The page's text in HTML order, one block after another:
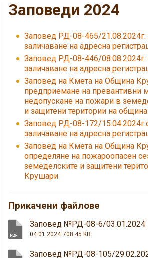
Заповеди 2024
Заповед РД-08-465/21.08.2024г.
заличаване на адресна
Заповед РД-08-446/08.08.2024г.
заличаване на адресна
Заповед на Кмета на Община
предприемане на превантивни
недопускане на пожари в
и защитени територии на
Заповед РД-08-172/
заличаване на адресна
Заповед на Кмета на Община
определяне на пожароопасен
земеделските и защитени
Крушари
Прикачени файлове
Заповед №РД-08-6/03.01.2024
04.01.2024 708.45 KB
Заповед №РД-08-105/